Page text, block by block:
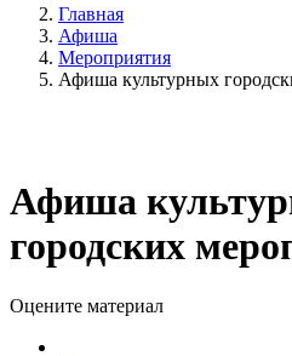
Главная
Афиша
Мероприятия
Афиша культурных
Афиша
городских
Оцените материал